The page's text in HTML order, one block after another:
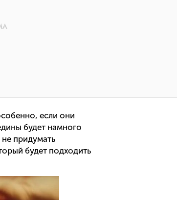
если они
будет намного
придумать
будет подходить